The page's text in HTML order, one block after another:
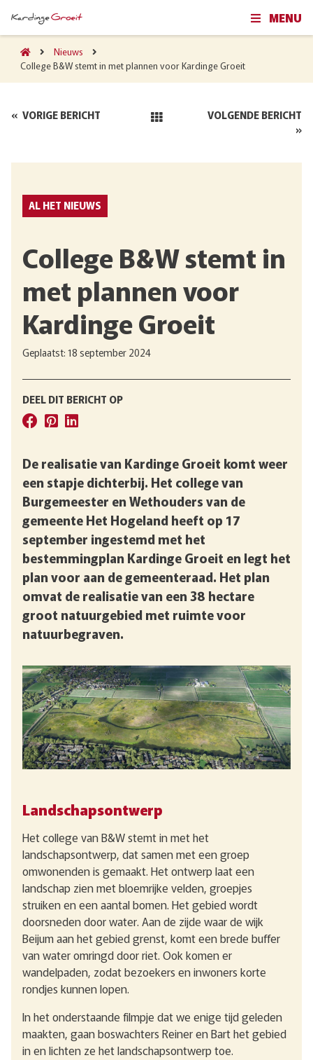
MENU
Nieuws
College B&W stemt in met plannen voor Kardinge Groeit
« VORIGE BERICHT
VOLGENDE BERICHT
»
AL HET NIEUWS
College B&W stemt in
met plannen voor
Kardinge Groeit
Geplaatst: 18 september 2024
DEEL DIT BERICHT OP
De realisatie van Kardinge Groeit komt weer
een stapje dichterbij. Het college van
Burgemeester en Wethouders van de
gemeente Het Hogeland heeft op 17
september ingestemd met het
bestemmingplan Kardinge Groeit en legt het
plan voor aan de gemeenteraad. Het plan
omvat de realisatie van een 38 hectare
groot natuurgebied met ruimte voor
natuurbegraven.
Landschapsontwerp
Het college van B&W stemt in met het
landschapsontwerp, dat samen met een groep
omwonenden is gemaakt. Het ontwerp laat een
landschap zien met bloemrijke velden, groepjes
struiken en een aantal bomen. Het gebied wordt
doorsneden door water. Aan de zijde waar de wijk
Beijum aan het gebied grenst, komt een brede buffer
van water omringd door riet. Ook komen er
wandelpaden, zodat bezoekers en inwoners korte
rondjes kunnen lopen.
In het onderstaande filmpje dat we enige tijd geleden
maakten, gaan boswachters Reiner en Bart het gebied
in en lichten ze het landschapsontwerp toe.